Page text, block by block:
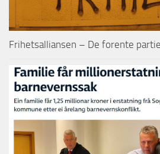
Frihetsalliansen – De forente